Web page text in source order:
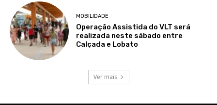
MOBILIDADE
Operação Assistida do VLT será
realizada neste sábado entre
Calçada e Lobato
Ver mais